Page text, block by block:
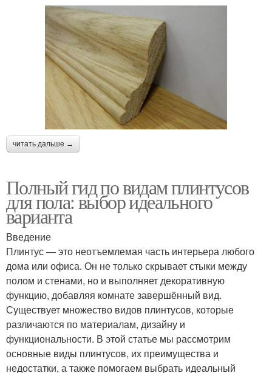
читать дальше →
Полный гид по видам плинтусов
для пола: выбор идеального
варианта
Введение
Плинтус — это неотъемлемая часть интерьера любого
дома или офиса. Он не только скрывает стыки между
полом и стенами, но и выполняет декоративную
функцию, добавляя комнате завершённый вид.
Существует множество видов плинтусов, которые
различаются по материалам, дизайну и
функциональности. В этой статье мы рассмотрим
основные виды плинтусов, их преимущества и
недостатки, а также помогаем выбрать идеальный